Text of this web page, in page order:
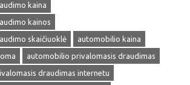
kaina
kainos
skaičiuoklė
automobilio kaina
automobilio privalomasis draudimas
draudimas internetu